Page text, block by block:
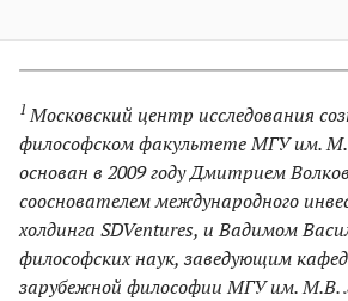
1 Московский центр исследования
философском факультете МГУ им. М.
основан в 2009 году Дмитрием
сооснователем международного
холдинга SDVentures, и Вадимом
философских наук, заведующим
зарубежной философии МГУ им. М.В.